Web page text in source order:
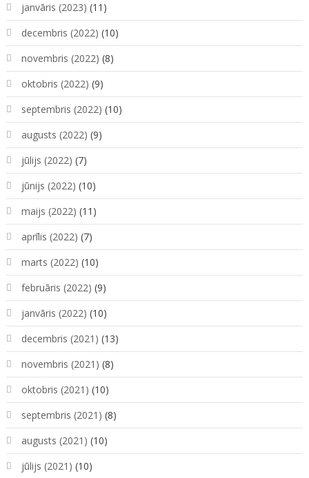
janvāris (2023) (11)
decembris (2022) (10)
novembris (2022) (8)
oktobris (2022) (9)
septembris (2022) (10)
augusts (2022) (9)
jūlijs (2022) (7)
jūnijs (2022) (10)
maijs (2022) (11)
aprīlis (2022) (7)
marts (2022) (10)
februāris (2022) (9)
janvāris (2022) (10)
decembris (2021) (13)
novembris (2021) (8)
oktobris (2021) (10)
septembris (2021) (8)
augusts (2021) (10)
jūlijs (2021) (10)